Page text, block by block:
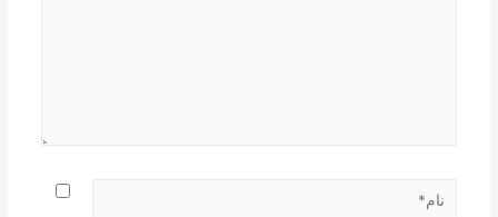
نام*